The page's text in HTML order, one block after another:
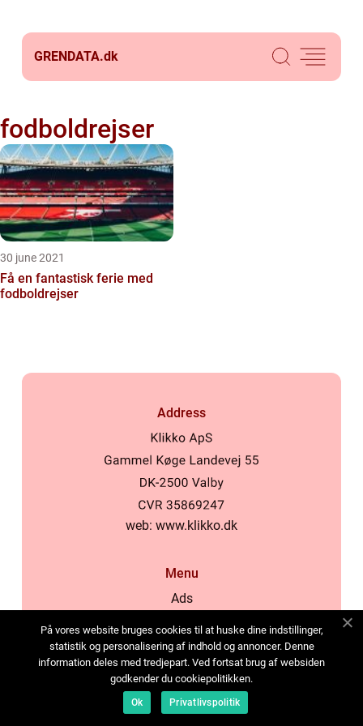
GRENDATA.dk
fodboldrejser
30 june 2021
Få en fantastisk ferie med
fodboldrejser
Address
web: www.klikko.dk
Menu
Ads
Cookies
Contact
Sitemap
På vores website bruges cookies til at huske dine indstillinger,
statistik og personalisering af indhold og annoncer. Denne
information deles med tredjepart. Ved fortsat brug af websiden
godkender du cookiepolitikken.
Ok Privatlivspolitik